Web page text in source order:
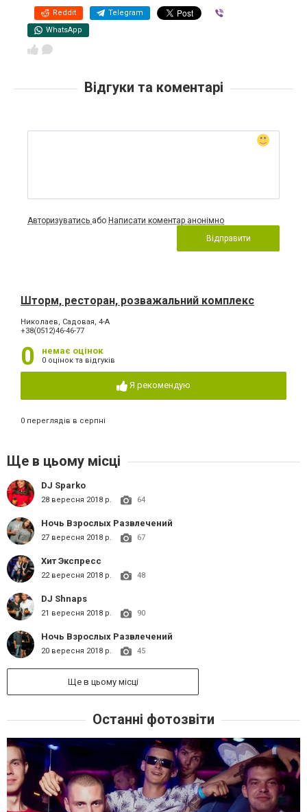
Reddit Telegram
WhatsApp
Відгуки та коментарі
Авторизуватись або Написати коментар анонімно
Відправити
Шторм, ресторан, розважальний комплекс
Николаев, Садовая, 4-А
+38(0512)46-46-77
0 немає оцінок
0 оцінок та відгуків
Я рекомендую
0 переглядів в серпні
Ще в цьому місці
DJ Sparko
28 вересня 2018 р. 64
Ночь Взрослых Развлечений
27 вересня 2018 р. 67
Хит Экспресс
22 вересня 2018 р. 48
DJ Shnaps
21 вересня 2018 р. 90
Ночь Взрослых Развлечений
20 вересня 2018 р. 45
Ще в цьому місці
Останні фотозвіти